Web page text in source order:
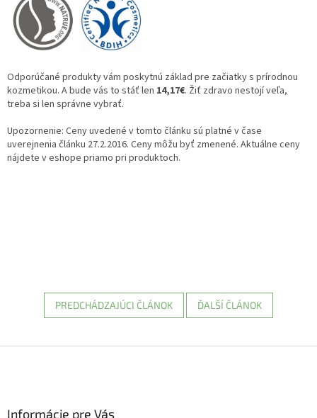
Odporúčané produkty vám poskytnú základ pre začiatky s prírodnou
kozmetikou. A bude vás to stáť len 14,17€. Žiť zdravo nestojí veľa,
treba si len správne vybrať.
Upozornenie: Ceny uvedené v tomto článku sú platné v čase
uverejnenia článku 27.2.2016. Ceny môžu byť zmenené. Aktuálne ceny
nájdete v eshope priamo pri produktoch.
PREDCHÁDZAJÚCI ČLÁNOK ĎALŠÍ ČLÁNOK
Informácie pre Vás